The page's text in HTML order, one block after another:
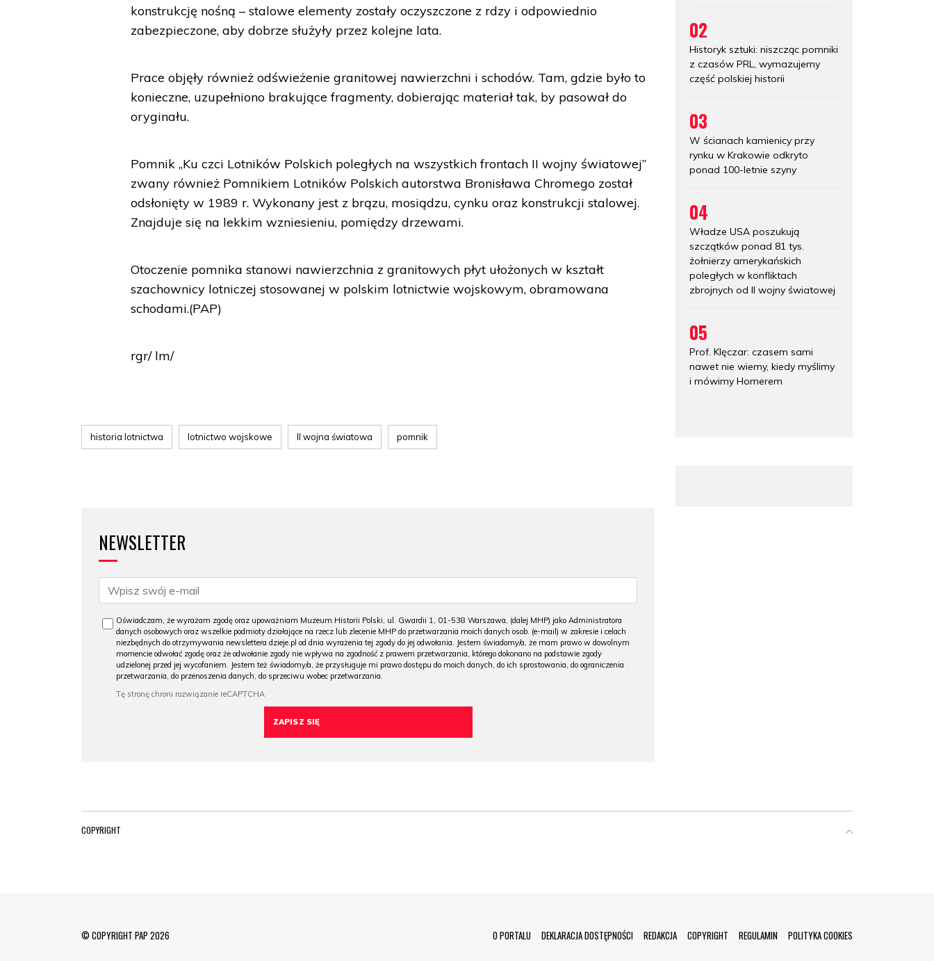
konstrukcję nośną – stalowe elementy zostały oczyszczone z rdzy i odpowiednio
zabezpieczone, aby dobrze służyły przez kolejne lata.
Prace objęły również odświeżenie granitowej nawierzchni i schodów. Tam, gdzie było to
konieczne, uzupełniono brakujące fragmenty, dobierając materiał tak, by pasował do
oryginału.
Pomnik „Ku czci Lotników Polskich poległych na wszystkich frontach II wojny światowej”
zwany również Pomnikiem Lotników Polskich autorstwa Bronisława Chromego został
odsłonięty w 1989 r. Wykonany jest z brązu, mosiądzu, cynku oraz konstrukcji stalowej.
Znajduje się na lekkim wzniesieniu, pomiędzy drzewami.
Otoczenie pomnika stanowi nawierzchnia z granitowych płyt ułożonych w kształt
szachownicy lotniczej stosowanej w polskim lotnictwie wojskowym, obramowana
schodami.(PAP)
rgr/ lm/
historia lotnictwa lotnictwo wojskowe II wojna światowa pomnik
NEWSLETTER
Oświadczam, że wyrażam zgodę oraz upoważniam Muzeum Historii Polski, ul. Gwardii 1, 01-538 Warszawa, (dalej MHP) jako Administratora
danych osobowych oraz wszelkie podmioty działające na rzecz lub zlecenie MHP do przetwarzania moich danych osob. (e-mail) w zakresie i celach
niezbędnych do otrzymywania newslettera dzieje.pl od dnia wyrażenia tej zgody do jej odwołania. Jestem świadomy/a, że mam prawo w dowolnym
momencie odwołać zgodę oraz że odwołanie zgody nie wpływa na zgodność z prawem przetwarzania, którego dokonano na podstawie zgody
udzielonej przed jej wycofaniem. Jestem też świadomy/a, że przysługuje mi prawo dostępu do moich danych, do ich sprostowania, do ograniczenia
przetwarzania, do przenoszenia danych, do sprzeciwu wobec przetwarzania.
02
Historyk sztuki: niszcząc pomniki
z czasów PRL, wymazujemy
część polskiej historii
03
W ścianach kamienicy przy
rynku w Krakowie odkryto
ponad 100-letnie szyny
04
Władze USA poszukują
szczątków ponad 81 tys.
żołnierzy amerykańskich
poległych w konfliktach
zbrojnych od II wojny światowej
05
Prof. Klęczar: czasem sami
nawet nie wiemy, kiedy myślimy
i mówimy Homerem
COPYRIGHT
© COPYRIGHT PAP 2026 Menu Footer
O PORTALU DEKLARACJA DOSTĘPNOŚCI REDAKCJA COPYRIGHT REGULAMIN POLITYKA COOKIES